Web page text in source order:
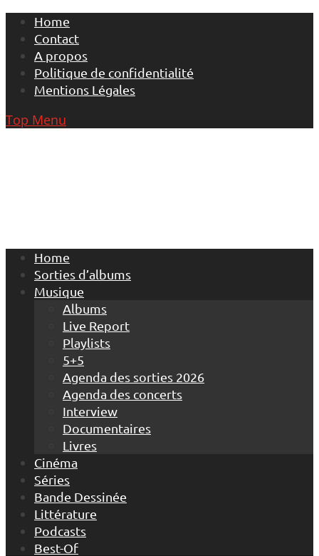
Skip
content
Home
Contact
A propos
Politique de confidentialité
Mentions Légales
Top Menu
Home
Sorties d’albums
Musique
Albums
Live Report
Playlists
5+5
Agenda des sorties 2026
Agenda des concerts
Interview
Documentaires
Livres
Cinéma
Séries
Bande Dessinée
Littérature
Podcasts
Best-Of